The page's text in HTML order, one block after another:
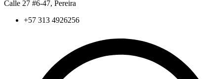
Calle 27 #6-47, Pereira
+57 313 4926256